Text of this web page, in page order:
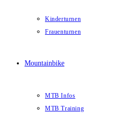
Kinderturnen
Frauenturnen
Mountainbike
MTB Infos
MTB Training